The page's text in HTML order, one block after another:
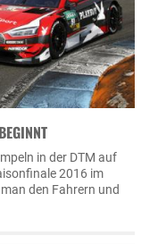
in der DTM auf
2016 im
den Fahrern und